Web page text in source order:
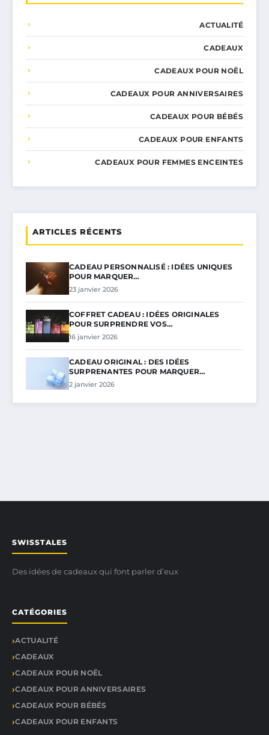
ACTUALITÉ
CADEAUX
CADEAUX POUR NOËL
CADEAUX POUR ANNIVERSAIRES
CADEAUX POUR BÉBÉS
CADEAUX POUR ENFANTS
CADEAUX POUR FEMMES ENCEINTES
ARTICLES RÉCENTS
CADEAU PERSONNALISÉ : IDÉES UNIQUES
POUR MARQUER…
23 janvier 2026
COFFRET CADEAU : IDÉES ORIGINALES
POUR SURPRENDRE VOS…
16 janvier 2026
CADEAU ORIGINAL : DES IDÉES
SURPRENANTES POUR MARQUER…
2 janvier 2026
SWISSTALES
Des idées de cadeaux qui font parler d’eux
CATÉGORIES
ACTUALITÉ
CADEAUX
CADEAUX POUR NOËL
CADEAUX POUR ANNIVERSAIRES
CADEAUX POUR BÉBÉS
CADEAUX POUR ENFANTS